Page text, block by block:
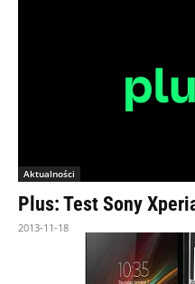
Aktualności
Plus: Test Sony
2013-11-18